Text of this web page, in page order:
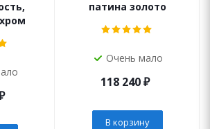
патина золото
Очень мало
118 240₽
В корзину